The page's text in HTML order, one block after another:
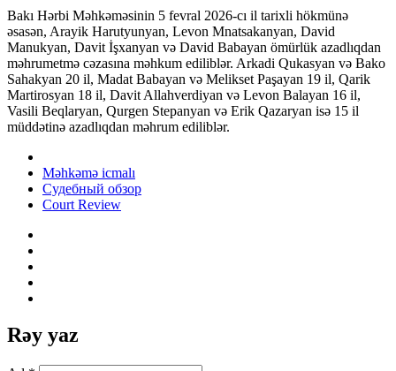
Bakı Hərbi Məhkəməsinin 5 fevral 2026-cı il tarixli hökmünə
əsasən, Arayik Harutyunyan, Levon Mnatsakanyan, David
Manukyan, Davit İşxanyan və David Babayan ömürlük azadlıqdan
məhrumetmə cəzasına məhkum ediliblər. Arkadi Qukasyan və Bako
Sahakyan 20 il, Madat Babayan və Melikset Paşayan 19 il, Qarik
Martirosyan 18 il, Davit Allahverdiyan və Levon Balayan 16 il,
Vasili Beqlaryan, Qurgen Stepanyan və Erik Qazaryan isə 15 il
müddətinə azadlıqdan məhrum ediliblər.
Məhkəmə icmalı
Судебный обзор
Court Review
Rəy yaz